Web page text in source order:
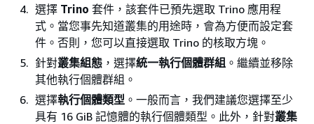
選擇 Trino 套件，該套件已預先選取 Trino 應用程
式。當您事先知道叢集的用途時，會為方便而設定套
件。否則，您可以直接選取 Trino 的核取方塊。
針對叢集組態 ，選擇統一執行個體群組 。繼續並移除
其他執行個體群組。
選擇執行個體類型 。一般而言，我們建議您選擇至少
具有 16 GiB 記憶體的執行個體類型。此外，針對叢集